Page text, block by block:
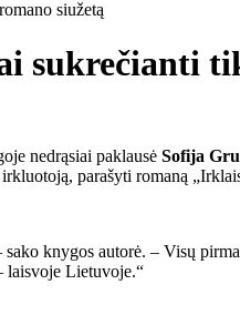
sukrečianti
nedrąsiai paklausė Sofija
irkluotoją, parašyti romaną
knygos autorė. – Visų
laisvoje Lietuvoje.“